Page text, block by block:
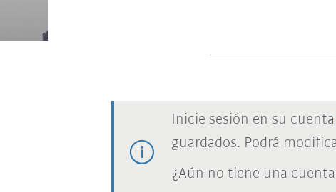
Inicie sesión en su cuenta
guardados. Podrá
¿Aún no tiene una